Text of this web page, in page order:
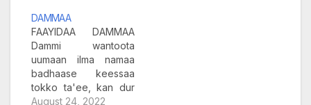
DAMMAA
FAAYIDAA DAMMAA
Dammi wantoota
uumaan ilma namaa
badhaase keessaa
tokko ta'ee, kan dur
irraa kaasee hanga
August 24, 2022